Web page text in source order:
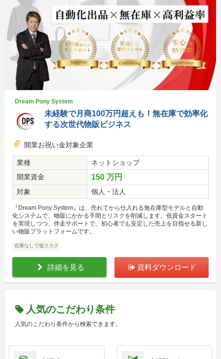
Dream Pony System
未経験で月商100万円超えも！無在庫で効率化
する次世代物販ビジネス
開業お祝い金対象企業
業種
ネットショップ
開業資金
150 万円
対象 個人・法人
『Dream Pony System』は、売れてから仕入れる無在庫型モデルと自動
化システムで、物販にかかる手間とリスクを削減します。低資金スタート
を実現しつつ、伴走サポートで、初心者でも安定した売上を目指せる新し
い物販プラットフォームです。
在庫なしで低リスク
詳細を見る 資料ダウンロード
人気のこだわり条件
人気のこだわり条件から検索できます。